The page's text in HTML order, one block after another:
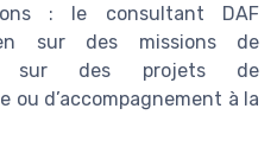
: le consultant DAF
sur des missions de
sur des projets de
d’accompagnement à la